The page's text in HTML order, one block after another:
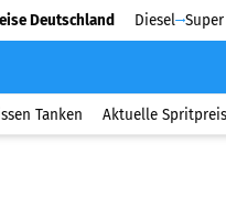
Deutschland Diesel Super
Tanken Aktuelle